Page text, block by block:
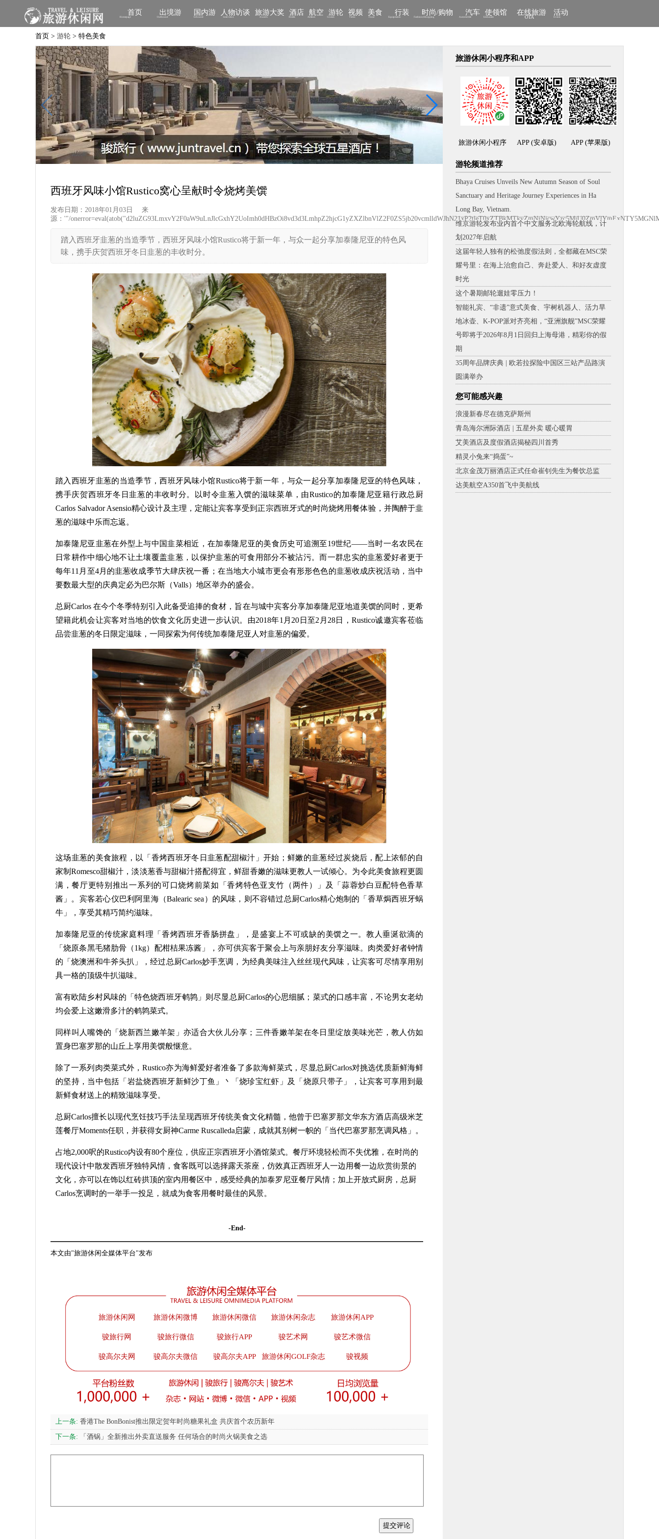
首页
Homepage
出境游
Outbound
国内游
Inbound
人物访谈
Interviews
旅游大奖
Awards
酒店
Hotels
航空
Airlines
游轮
Cruises
视频
Video
美食
Food
行装
Equipments
时尚/购物
Fashions/Shopping
汽车
Automobile
使领馆
Embassies
在线旅游
OTA
活动
Events
国际文化交流小大使
封面票选
探店
小记者营地
首页 > 游轮 > 特色美食
西班牙风味小馆Rustico窝心呈献时令烧烤美馔
发布日期：2018年01月03日
来
源：'"/
踏入西班牙韭葱的当造季节，西班牙风味小馆Rustico将于新一年，与众一起分享加泰隆尼亚的特色风
味，携手庆贺西班牙冬日韭葱的丰收时分。
踏入西班牙韭葱的当造季节，西班牙风味小馆Rustico将于新一年，与众一起分享加泰隆尼亚的特色风味，
携手庆贺西班牙冬日韭葱的丰收时分。以时令韭葱入馔的滋味菜单，由Rustico的加泰隆尼亚籍行政总厨
Carlos Salvador Asensio精心设计及主理，定能让宾客享受到正宗西班牙式的时尚烧烤用餐体验，并陶醉于韭
葱的滋味中乐而忘返。
加泰隆尼亚韭葱在外型上与中国韭菜相近，在加泰隆尼亚的美食历史可追溯至19世纪——当时一名农民在
日常耕作中细心地不让土壤覆盖韭葱，以保护韭葱的可食用部分不被沾污。而一群忠实的韭葱爱好者更于
每年11月至4月的韭葱收成季节大肆庆祝一番；在当地大小城市更会有形形色色的韭葱收成庆祝活动，当中
要数最大型的庆典定必为巴尔斯（Valls）地区举办的盛会。
总厨Carlos 在今个冬季特别引入此备受追捧的食材，旨在与城中宾客分享加泰隆尼亚地道美馔的同时，更希
望籍此机会让宾客对当地的饮食文化历史进一步认识。由2018年1月20日至2月28日，Rustico诚邀宾客莅临
品尝韭葱的冬日限定滋味，一同探索为何传统加泰隆尼亚人对韭葱的偏爱。
这场韭葱的美食旅程，以「香烤西班牙冬日韭葱配甜椒汁」开始；鲜嫩的韭葱经过炭烧后，配上浓郁的自
家制Romesco甜椒汁，淡淡葱香与甜椒汁搭配得宜，鲜甜香嫩的滋味更教人一试倾心。为令此美食旅程更圆
满，餐厅更特别推出一系列的可口烧烤前菜如「香烤特色亚支竹（两件）」及「蒜蓉炒白豆配特色香草
酱」。宾客若心仪巴利阿里海（Balearic sea）的风味，则不容错过总厨Carlos精心炮制的「香草焗西班牙蜗
牛」，享受其精巧简约滋味。
加泰隆尼亚的传统家庭料理「香烤西班牙香肠拼盘」，是盛宴上不可或缺的美馔之一。教人垂涎欲滴的
「烧原条黑毛猪肋骨（1kg）配柑桔果冻酱」，亦可供宾客于聚会上与亲朋好友分享滋味。肉类爱好者钟情
的「烧澳洲和牛斧头扒」，经过总厨Carlos妙手烹调，为经典美味注入丝丝现代风味，让宾客可尽情享用别
具一格的顶级牛扒滋味。
富有欧陆乡村风味的「特色烧西班牙鹌鹑」则尽显总厨Carlos的心思细腻；菜式的口感丰富，不论男女老幼
均会爱上这嫩滑多汁的鹌鹑菜式。
同样叫人嘴馋的「烧新西兰嫩羊架」亦适合大伙儿分享；三件香嫩羊架在冬日里绽放美味光芒，教人仿如
置身巴塞罗那的山丘上享用美馔般惬意。
除了一系列肉类菜式外，Rustico亦为海鲜爱好者准备了多款海鲜菜式，尽显总厨Carlos对挑选优质新鲜海鲜
的坚持，当中包括「岩盐烧西班牙新鲜沙丁鱼」丶「烧珍宝红虾」及「烧原只带子」，让宾客可享用到最
新鲜食材送上的精致滋味享受。
总厨Carlos擅长以现代烹饪技巧手法呈现西班牙传统美食文化精髓，他曾于巴塞罗那文华东方酒店高级米芝
莲餐厅Moments任职，并获得女厨神Carme Ruscalleda启蒙，成就其别树一帜的「当代巴塞罗那烹调风格」。
占地2,000呎的Rustico内设有80个座位，供应正宗西班牙小酒馆菜式。餐厅环境轻松而不失优雅，在时尚的
现代设计中散发西班牙独特风情，食客既可以选择露天茶座，仿效真正西班牙人一边用餐一边欣赏街景的
文化，亦可以在饰以红砖拱顶的室内用餐区中，感受经典的加泰罗尼亚餐厅风情；加上开放式厨房，总厨
Carlos烹调时的一举手一投足，就成为食客用餐时最佳的风景。
-End-
本文由"旅游休闲全媒体平台"发布
旅游休闲网 旅游休闲微博 旅游休闲微信 旅游休闲杂志 旅游休闲APP
骏旅行网 骏旅行微信 骏旅行APP 骏艺术网 骏艺术微信
骏高尔夫网 骏高尔夫微信 骏高尔夫APP 旅游休闲GOLF杂志 骏视频
上一条: 香港The BonBonist推出限定贺年时尚糖果礼盒 共庆首个农历新年
下一条: 「酒锅」全新推出外卖直送服务 任何场合的时尚火锅美食之选
旅游休闲小程序和APP
旅游休闲小程序 APP (安卓版) APP (苹果版)
游轮频道推荐
Bhaya Cruises Unveils New Autumn Season of Soul
Sanctuary and Heritage Journey Experiences in Ha
Long Bay, Vietnam.
维京游轮发布业内首个中文服务北欧海轮航线，计
划2027年启航
这届年轻人独有的松弛度假法则，全都藏在MSC荣
耀号里：在海上治愈自己、奔赴爱人、和好友虚度
时光
这个暑期邮轮遛娃零压力！
智能礼宾、“非遗”意式美食、宇树机器人、活力旱
地冰壶、K-POP派对齐亮相，“亚洲旗舰”MSC荣耀
号即将于2026年8月1日回归上海母港，精彩你的假
期
35周年品牌庆典 | 欧若拉探险中国区三站产品路演
圆满举办
您可能感兴趣
浪漫新春尽在德克萨斯州
青岛海尔洲际酒店 | 五星外卖 暖心暖胃
艾美酒店及度假酒店揭秘四川首秀
精灵小兔来“捣蛋”~
北京金茂万丽酒店正式任命崔钊先生为餐饮总监
达美航空A350首飞中美航线